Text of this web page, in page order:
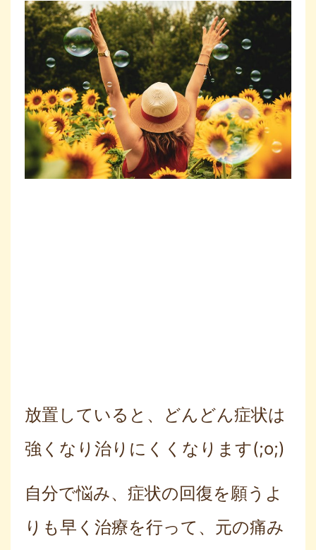
放置していると、どんどん症状は
強くなり治りにくくなります(;o;)
自分で悩み、症状の回復を願うよ
りも早く治療を行って、元の痛み